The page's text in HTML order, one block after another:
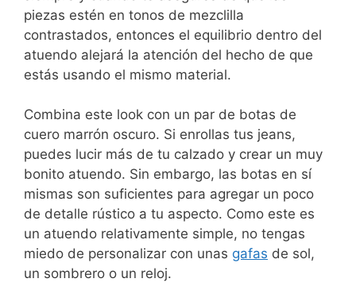
piezas estén en tonos de mezclilla
contrastados, entonces el equilibrio dentro del
atuendo alejará la atención del hecho de que
estás usando el mismo material.
Combina este look con un par de botas de
cuero marrón oscuro. Si enrollas tus jeans,
puedes lucir más de tu calzado y crear un muy
bonito atuendo. Sin embargo, las botas en sí
mismas son suficientes para agregar un poco
de detalle rústico a tu aspecto. Como este es
un atuendo relativamente simple, no tengas
miedo de personalizar con unas gafas de sol,
un sombrero o un reloj.